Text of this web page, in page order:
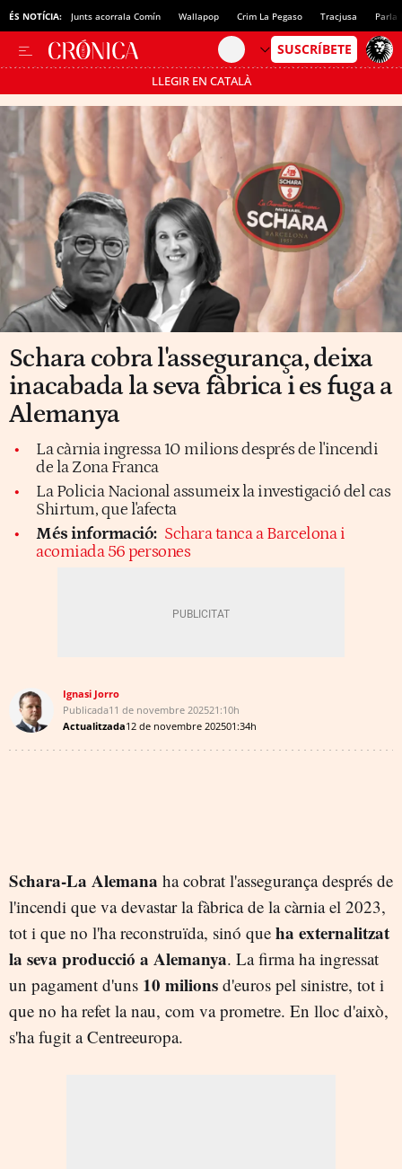
ÉS NOTÍCIA: Junts acorrala Comín Wallapop Crim La Pegaso Tracjusa Parla
LLEGIR EN CATALÀ
Passa’t al mode estalvi
Schara cobra l'assegurança, deixa
inacabada la seva fàbrica i es fuga a
Alemanya
La càrnia ingressa 10 milions després de l'incendi
de la Zona Franca
La Policia Nacional assumeix la investigació del cas
Shirtum, que l'afecta
Més informació: Schara tanca a Barcelona i
acomiada 56 persones
Ignasi Jorro
Publicada11 de novembre 202521:10h
Actualitzada12 de novembre 202501:34h
Schara-La Alemana ha cobrat l'assegurança després de
l'incendi que va devastar la fàbrica de la càrnia el 2023,
tot i que no l'ha reconstruïda, sinó que ha externalitzat
la seva producció a Alemanya. La firma ha ingressat
un pagament d'uns 10 milions d'euros pel sinistre, tot i
que no ha refet la nau, com va prometre. En lloc d'això,
s'ha fugit a Centreeuropa.